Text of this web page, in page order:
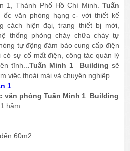
1, Thành Phố Hồ Chí Minh. Tuấn
ốc văn phòng hạng c- với thiết kế
cách hiện đại, trang thiết bị mới,
thống phòng cháy chữa cháy tự
tự động đảm bảo cung cấp điện
có sự cố mất điện, công tác quản lý
tĩnh.. .Tuấn Minh 1 Building sẽ
việc thoải mái và chuyên nghiệp.
1
văn phòng Tuấn Minh 1 Building
hầm
60m2